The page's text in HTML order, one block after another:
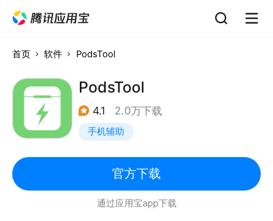
首页 软件 PodsTool
PodsTool
4.1 2.0万下载
手机辅助
官方下载
通过应用宝app下载